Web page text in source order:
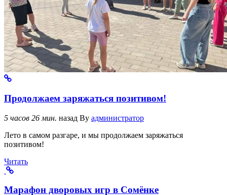
Продолжаем заряжаться позитивом!
5 часов 26 мин. назад By администратор
Лето в самом разгаре, и мы продолжаем заряжаться
позитивом!
Читать
Марафон дворовых игр в Сомёнке